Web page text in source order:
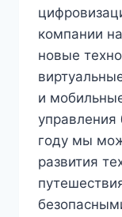
компании
новые
и
управления
году мы
развития